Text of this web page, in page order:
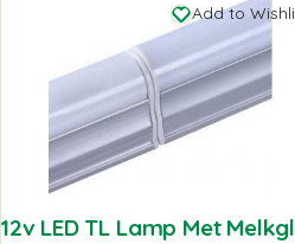
Add to
12v LED TL Lamp Met